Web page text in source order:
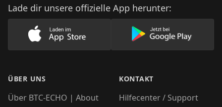
Lade dir unsere offizielle App herunter:
Lade unsere App im AppStore herunter
Lade unsere
ÜBER UNS
Über BTC-ECHO | About
KONTAKT
Hilfecenter / Support